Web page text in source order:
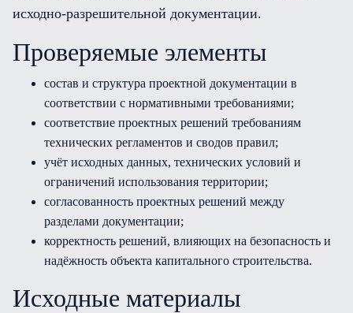
исходно-разрешительной документации.
Проверяемые элементы
состав и структура проектной документации в
соответствии с нормативными требованиями;
соответствие проектных решений требованиям
технических регламентов и сводов правил;
учёт исходных данных, технических условий и
ограничений использования территории;
согласованность проектных решений между
разделами документации;
корректность решений, влияющих на безопасность и
надёжность объекта капитального строительства.
Исходные материалы